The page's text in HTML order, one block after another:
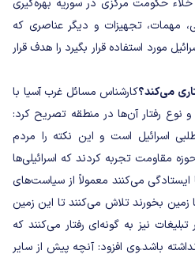
حکومت مرکزی در سوریه بهره‌گیری
مهمات، تجهیزات و دیگر عناصری که
مورد استفاده قرار بگیرد را هدف قرار
می‌کند؟کارشناس مسائل غرب آسیا با
نوع رفتار آن‌ها در منطقه تصریح کرد:
اسرائیل است و این نکته را مردم
مقاومت تجربه کردند که اسرائیلی‌ها
ایستادگی می‌کنند معمولاً از سیاست‌های
بخورند تلاش می‌کنند تا این زمین
نیز به گونه‌ای رفتار می‌کنند که
باشد.وی افزود: آنچه پیش از سایر